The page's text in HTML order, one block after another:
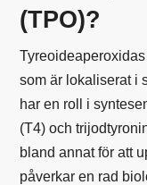
(TPO)?
som är lokaliserat i
har en roll i
(T4) och
bland annat för att
påverkar en rad